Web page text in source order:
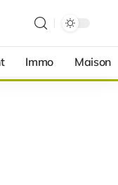
Immo Maison